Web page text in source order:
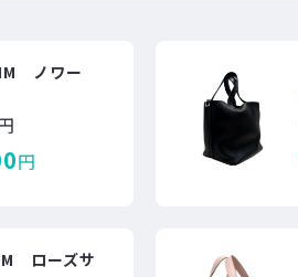
ノワー
円
ローズサ